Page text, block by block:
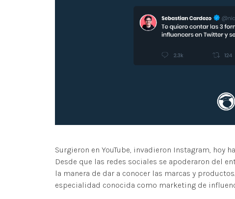
Surgieron en YouTube, invadieron Instagram, hoy
Desde que las redes sociales se apoderaron del
la manera de dar a conocer las marcas y
especialidad conocida como marketing de